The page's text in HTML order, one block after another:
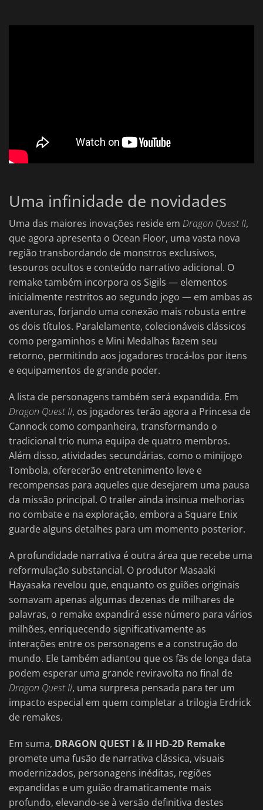
Uma infinidade de novidades
Uma das maiores inovações reside em Dragon Quest II,
que agora apresenta o Ocean Floor, uma vasta nova
região transbordando de monstros exclusivos,
tesouros ocultos e conteúdo narrativo adicional. O
remake também incorpora os Sigils — elementos
inicialmente restritos ao segundo jogo — em ambas as
aventuras, forjando uma conexão mais robusta entre
os dois títulos. Paralelamente, colecionáveis clássicos
como pergaminhos e Mini Medalhas fazem seu
retorno, permitindo aos jogadores trocá-los por itens
e equipamentos de grande poder.
A lista de personagens também será expandida. Em
Dragon Quest II, os jogadores terão agora a Princesa de
Cannock como companheira, transformando o
tradicional trio numa equipa de quatro membros.
Além disso, atividades secundárias, como o minijogo
Tombola, oferecerão entretenimento leve e
recompensas para aqueles que desejarem uma pausa
da missão principal. O trailer ainda insinua melhorias
no combate e na exploração, embora a Square Enix
guarde alguns detalhes para um momento posterior.
A profundidade narrativa é outra área que recebe uma
reformulação substancial. O produtor Masaaki
Hayasaka revelou que, enquanto os guiões originais
somavam apenas algumas dezenas de milhares de
palavras, o remake expandirá esse número para vários
milhões, enriquecendo significativamente as
interações entre os personagens e a construção do
mundo. Ele também adiantou que os fãs de longa data
podem esperar uma grande reviravolta no final de
Dragon Quest II, uma surpresa pensada para ter um
impacto especial em quem completar a trilogia Erdrick
de remakes.
Em suma, DRAGON QUEST I & II HD-2D Remake
promete uma fusão de narrativa clássica, visuais
modernizados, personagens inéditas, regiões
expandidas e um guião dramaticamente mais
profundo, elevando-se à versão definitiva destes